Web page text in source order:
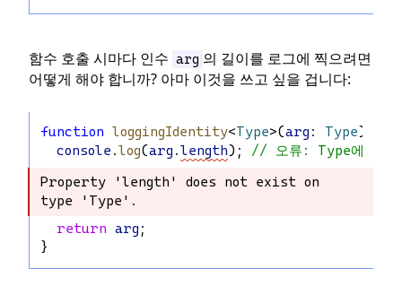
함수 호출 시마다 인수 arg 의 길이를 로그에 찍으려면
어떻게 해야 합니까? 아마 이것을 쓰고 싶을 겁니다:
function loggingIdentity<Type>(arg : Type):
console .log(arg .length);
// 오류: Type에는
Property 'length' does not exist on
type 'Type'.
Property 'length' does not exist on
type 'Type'.
return arg ;
}